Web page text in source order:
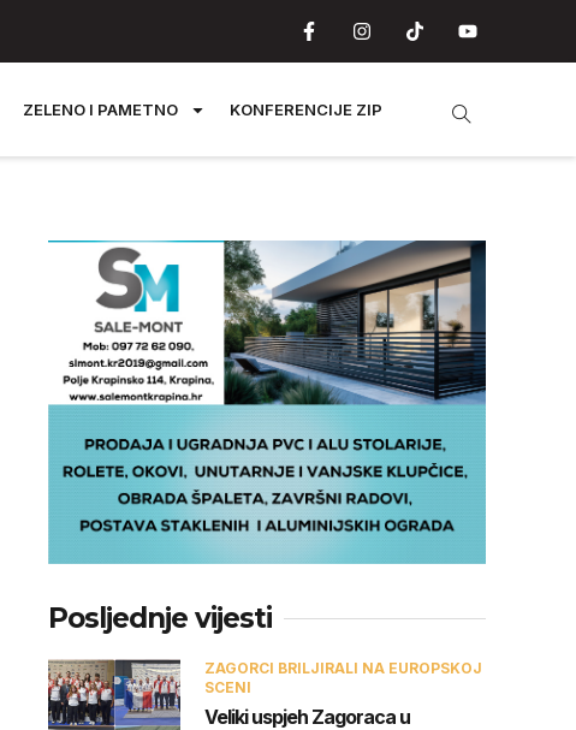
ZELENO I PAMETNO KONFERENCIJE ZIP
Posljednje vijesti
ZAGORCI BRILJIRALI NA EUROPSKOJ
SCENI
Veliki uspjeh Zagoraca u